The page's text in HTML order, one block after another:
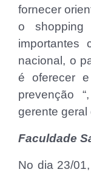
fornecer
o shopping
importantes
nacional, o
é oferecer e
prevenção
gerente geral
Faculdade
No dia 23/